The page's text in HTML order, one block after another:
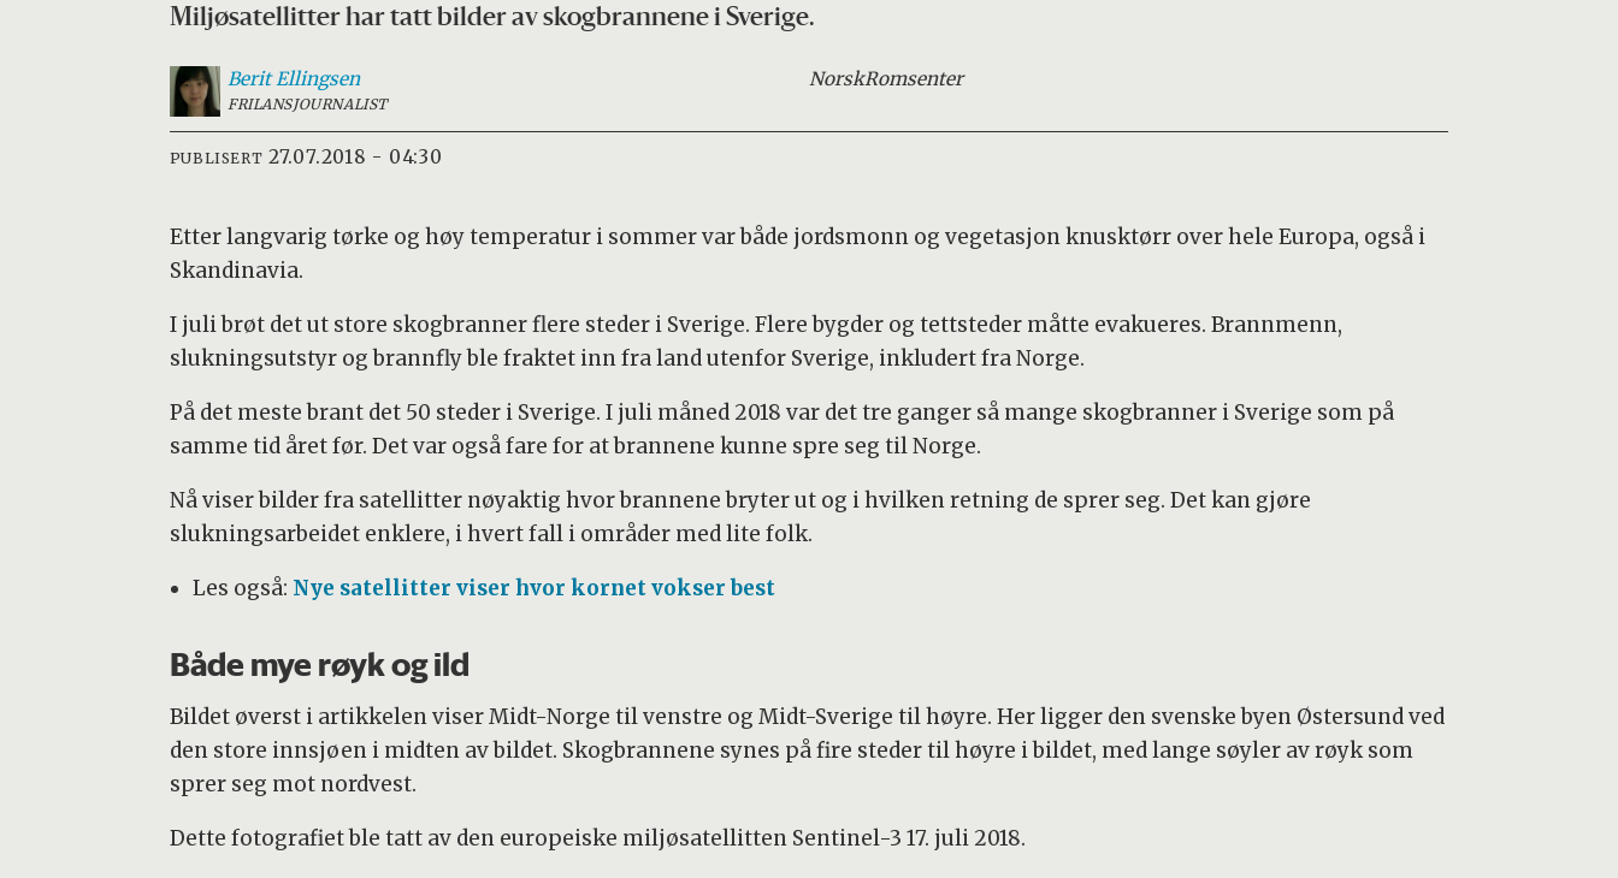
Miljøsatellitter har tatt bilder av skogbrannene i Sverige.
Berit Ellingsen
FRILANSJOURNALIST
NorskRomsenter
PUBLISERT 27.07.2018 - 04:30
Etter langvarig tørke og høy temperatur i sommer var både jordsmonn og vegetasjon knusktørr over hele Europa, også i
Skandinavia.
I juli brøt det ut store skogbranner flere steder i Sverige. Flere bygder og tettsteder måtte evakueres. Brannmenn,
slukningsutstyr og brannfly ble fraktet inn fra land utenfor Sverige, inkludert fra Norge.
På det meste brant det 50 steder i Sverige. I juli måned 2018 var det tre ganger så mange skogbranner i Sverige som på
samme tid året før. Det var også fare for at brannene kunne spre seg til Norge.
Nå viser bilder fra satellitter nøyaktig hvor brannene bryter ut og i hvilken retning de sprer seg. Det kan gjøre
slukningsarbeidet enklere, i hvert fall i områder med lite folk.
Les også: Nye satellitter viser hvor kornet vokser best
Både mye røyk og ild
Bildet øverst i artikkelen viser Midt-Norge til venstre og Midt-Sverige til høyre. Her ligger den svenske byen Østersund ved
den store innsjøen i midten av bildet. Skogbrannene synes på fire steder til høyre i bildet, med lange søyler av røyk som
sprer seg mot nordvest.
Dette fotografiet ble tatt av den europeiske miljøsatellitten Sentinel-3 17. juli 2018.